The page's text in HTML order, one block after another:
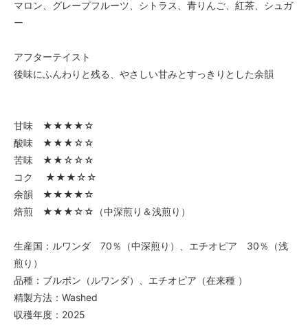
マロン、グレープフルーツ、シトラス、青りんご、紅茶、シュガ
ー
アフターテイスト
後味にふんわりと残る、やさしい甘みとすっきりとした余韻
甘味 ★★★★☆
酸味 ★★★☆☆
苦味 ★★☆☆☆
コク ★★★☆☆
余韻 ★★★★☆
焙煎 ★★★☆☆（中深煎り＆浅煎り）
生産国：ルワンダ 70％（中深煎り）、エチオピア 30％（浅
煎り）
品種：ブルボン（ルワンダ）、エチオピア（在来種 ）
精製方法：Washed
収穫年度：2025